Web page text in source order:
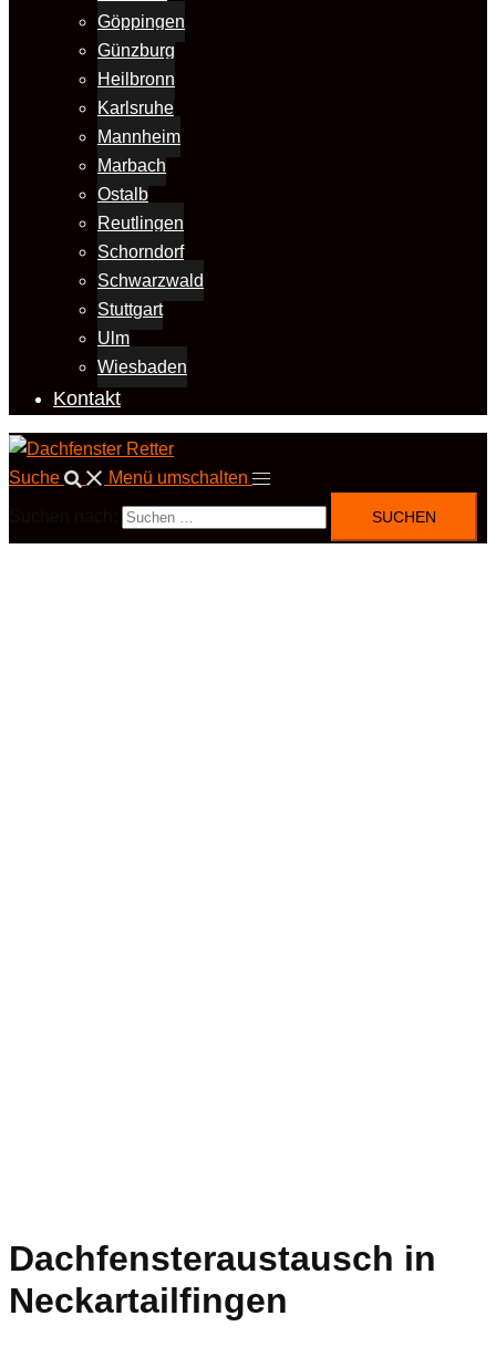
Göppingen
Günzburg
Heilbronn
Karlsruhe
Mannheim
Marbach
Ostalb
Reutlingen
Schorndorf
Schwarzwald
Stuttgart
Ulm
Wiesbaden
Kontakt
Suche Menü umschalten
Dachfensteraustausch in
Neckartailfingen